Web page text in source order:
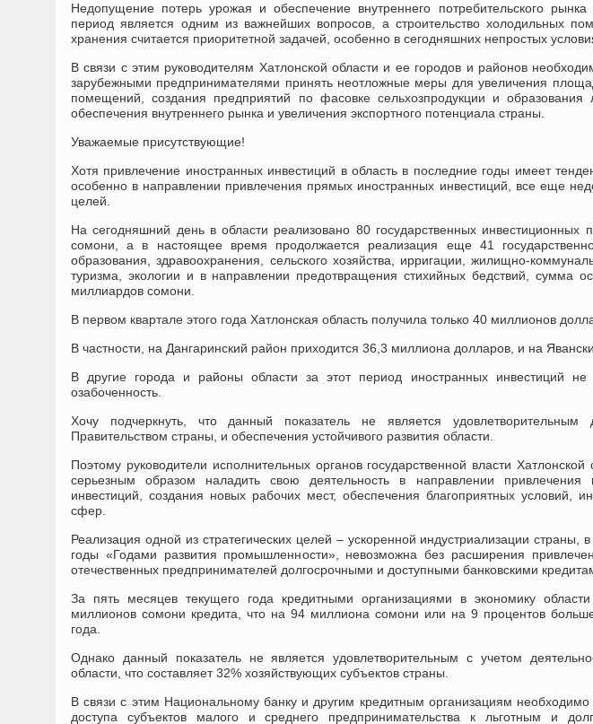
Недопущение потерь урожая и обеспечение внутреннего потребительского
период является одним из важнейших вопросов, а строительство холодильных
хранения считается приоритетной задачей, особенно в сегодняшних непростых
В связи с этим руководителям Хатлонской области и ее городов и районов
зарубежными предпринимателями принять неотложные меры для увеличения
помещений, создания предприятий по фасовке сельхозпродукции и образования
обеспечения внутреннего рынка и увеличения экспортного потенциала страны.
Уважаемые присутствующие!
Хотя привлечение иностранных инвестиций в область в последние годы имеет
особенно в направлении привлечения прямых иностранных инвестиций, все еще
целей.
На сегодняшний день в области реализовано 80 государственных
сомони, а в настоящее время продолжается реализация еще 41
образования, здравоохранения, сельского хозяйства, ирригации, жилищно-
туризма, экологии и в направлении предотвращения стихийных бедствий, сумма
миллиардов сомони.
В первом квартале этого года Хатлонская область получила только 40 миллионов
В частности, на Дангаринский район приходится 36,3 миллиона долларов, и на
В другие города и районы области за этот период иностранных инвестиций
озабоченность.
Хочу подчеркнуть, что данный показатель не является
Правительством страны, и обеспечения устойчивого развития области.
Поэтому руководители исполнительных органов государственной власти
серьезным образом наладить свою деятельность в направлении привлечения
инвестиций, создания новых рабочих мест, обеспечения благоприятных условий,
сфер.
Реализация одной из стратегических целей – ускоренной индустриализации
годы «Годами развития промышленности», невозможна без расширения
отечественных предпринимателей долгосрочными и доступными банковскими
За пять месяцев текущего года кредитными организациями в экономику
миллионов сомони кредита, что на 94 миллиона сомони или на 9 процентов
года.
Однако данный показатель не является удовлетворительным с учетом
области, что составляет 32% хозяйствующих субъектов страны.
В связи с этим Национальному банку и другим кредитным организациям
доступа субъектов малого и среднего предпринимательства к льготным и